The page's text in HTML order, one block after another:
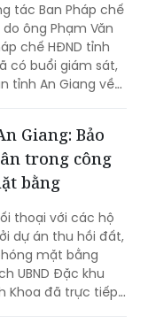
tác Ban Pháp chế
ông Phạm Văn
chế HĐND tỉnh
có buổi giám sát,
tỉnh An Giang về
giá kết quả thực
những khó khăn,
các giải pháp
phục vụ Nhân
Tiếp và làm việc
Thanh Lâm,
tỉnh; cùng đại
phòng nghiệp vụ
Giang: Bảo
trong công
bằng
thoại với các hộ
dự án thu hồi đất,
mặt bằng
UBND Đặc khu
Khoa đã trực tiếp